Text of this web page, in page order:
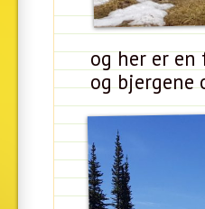
og her er
og bjergene